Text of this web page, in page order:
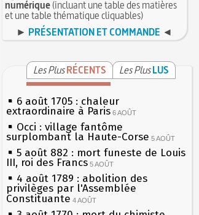
numérique(incluant une table des matières
et une table thématique cliquables)
► PRÉSENTATION ET COMMANDE ◄
Les Plus RÉCENTS Les Plus LUS
6 août 1705 : chaleur
extraordinaire à Paris 6 AOÛT
Occi : village fantôme
surplombant la Haute-Corse 5 AOÛT
5 août 882 : mort funeste de Louis
III, roi des Francs 5 AOÛT
4 août 1789 : abolition des
privilèges par l'Assemblée
Constituante 4 AOÛT